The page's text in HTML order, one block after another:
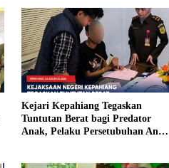
Kejari Kepahiang Tegaskan
Tuntutan Berat bagi Predator
Anak, Pelaku Persetubuhan Anak